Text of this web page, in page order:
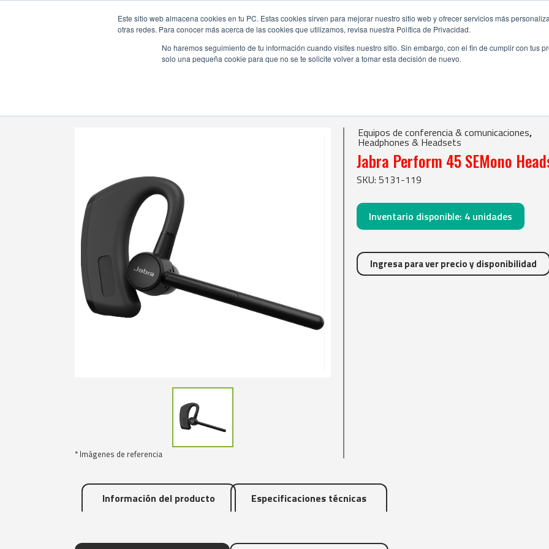
Este sitio web almacena cookies en tu PC. Estas cookies sirven para mejorar nuestro sitio web y ofrecer servicios más
otras redes. Para conocer más acerca de las cookies que utilizamos, revisa nuestra Política de Privacidad.
No haremos seguimiento de tu información cuando visites nuestro sitio. Sin embargo, con el fin de cumplir con tus
solo una pequeña cookie para que no se te solicite volver a tomar esta decisión de nuevo.
* Imágenes de referencia
Equipos de conferencia & comunicaciones,
Headphones & Headsets
Jabra Perform 45 SEMono
SKU: 5131-119
Inventario disponible: 4 unidades
Ingresa para ver precio y disponibilidad
Información del producto Especificaciones técnicas